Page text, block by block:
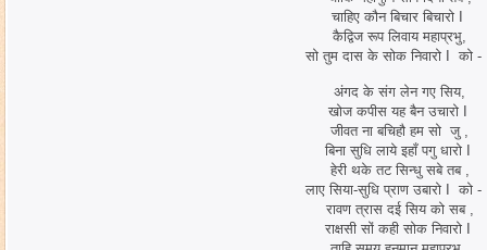
चाहिए कौन बिचार बिचारो I
कैद्विज रूप लिवाय महाप्रभु,
सो तुम दास के सोक निवारो I को -
अंगद के संग लेन गए सिय,
खोज कपीस यह बैन उचारो I
जीवत ना बचिहौ हम सो जु ,
बिना सुधि लाये इहाँ पगु धारो I
हेरी थके तट सिन्धु सबे तब ,
लाए सिया-सुधि प्राण उबारो I को -
रावण त्रास दई सिय को सब ,
राक्षसी सों कही सोक निवारो I